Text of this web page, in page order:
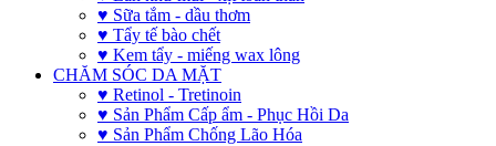
♥ Sữa tắm - dầu thơm
♥ Tẩy tế bào chết
♥ Kem tẩy - miếng wax lông
CHĂM SÓC DA MẶT
♥ Retinol - Tretinoin
♥ Sản Phẩm Cấp ẩm - Phục Hồi Da
♥ Sản Phẩm Chống Lão Hóa